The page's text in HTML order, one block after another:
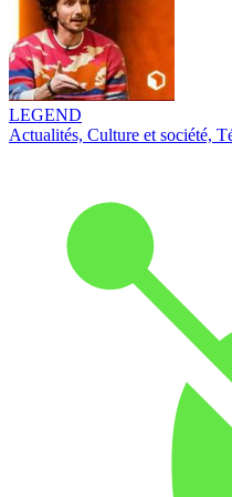
LEGEND
Actualités, Culture et société,